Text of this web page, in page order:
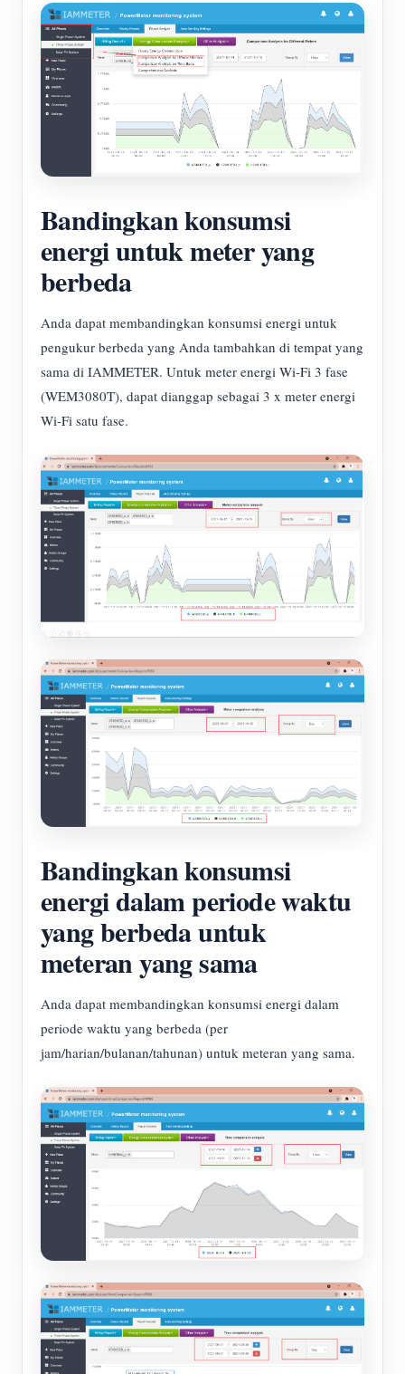
Bandingkan konsumsi
energi untuk meter yang
berbeda
Anda dapat membandingkan konsumsi energi untuk
pengukur berbeda yang Anda tambahkan di tempat yang
sama di IAMMETER. Untuk meter energi Wi-Fi 3 fase
(WEM3080T), dapat dianggap sebagai 3 x meter energi
Wi-Fi satu fase.
Bandingkan konsumsi
energi dalam periode waktu
yang berbeda untuk
meteran yang sama
Anda dapat membandingkan konsumsi energi dalam
periode waktu yang berbeda (per
jam/harian/bulanan/tahunan) untuk meteran yang sama.